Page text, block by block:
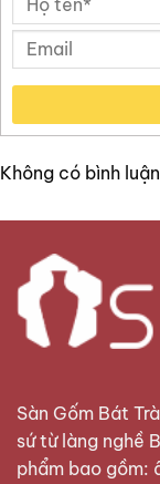
Không có bình
Sàn Gốm Bát
sứ từ làng nghề
phẩm bao gồm: